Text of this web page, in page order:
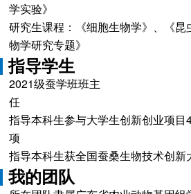
学实验》
研究生课程：《细胞生物学》、《
物学研究专题》
指导学生
2021级蚕学班班主
指导本科生参与大学生创新创业项目
指导本科生获全国蚕桑生物技术创新
我的团队